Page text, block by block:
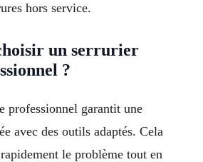
hors service.
un serrurier
?
professionnel garantit une
avec des outils adaptés. Cela
le problème tout en